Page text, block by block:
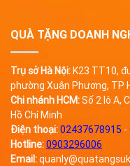
QUÀ TẶNG DOANH
Trụ sở Hà Nội:K23 TT10,
phường Xuân Phương, TP
Chi nhánh HCM:Số 2 lô A,
Hồ Chí Minh
Điện thoại:02437678915 -
Hotline:0903296006
Email: